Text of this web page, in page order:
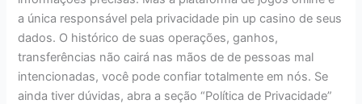
a única responsável pela privacidade pin up casino de seus
dados. O histórico de suas operações, ganhos,
transferências não cairá nas mãos de de pessoas mal
intencionadas, você pode confiar totalmente em nós. Se
ainda tiver dúvidas, abra a seção “Política de Privacidade”